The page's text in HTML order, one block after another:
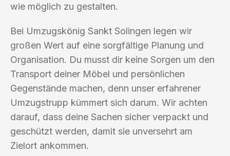
wie möglich zu gestalten.
Bei Umzugskönig Sankt Solingen legen wir
großen Wert auf eine sorgfältige Planung und
Organisation. Du musst dir keine Sorgen um den
Transport deiner Möbel und persönlichen
Gegenstände machen, denn unser erfahrener
Umzugstrupp kümmert sich darum. Wir achten
darauf, dass deine Sachen sicher verpackt und
geschützt werden, damit sie unversehrt am
Zielort ankommen.